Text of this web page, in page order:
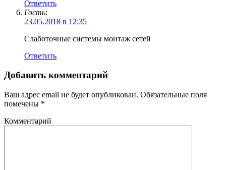
Ответить
Гость:
23.05.2018 в 12:35
Слаботочные системы монтаж сетей
Ответить
Добавить комментарий
Ваш адрес email не будет опубликован. Обязательные поля
помечены *
Комментарий